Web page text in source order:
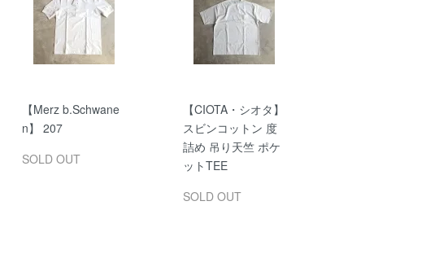
【Merz b.Schwane
n】 207
SOLD OUT
【CIOTA・シオタ】
スビンコットン 度
詰め 吊り天竺 ポケ
ットTEE
SOLD OUT